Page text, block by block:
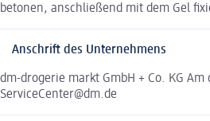
betonen, anschließend mit dem Gel
Anschrift des Unternehmens
dm-drogerie markt GmbH + Co. KG Am
ServiceCenter@dm.de